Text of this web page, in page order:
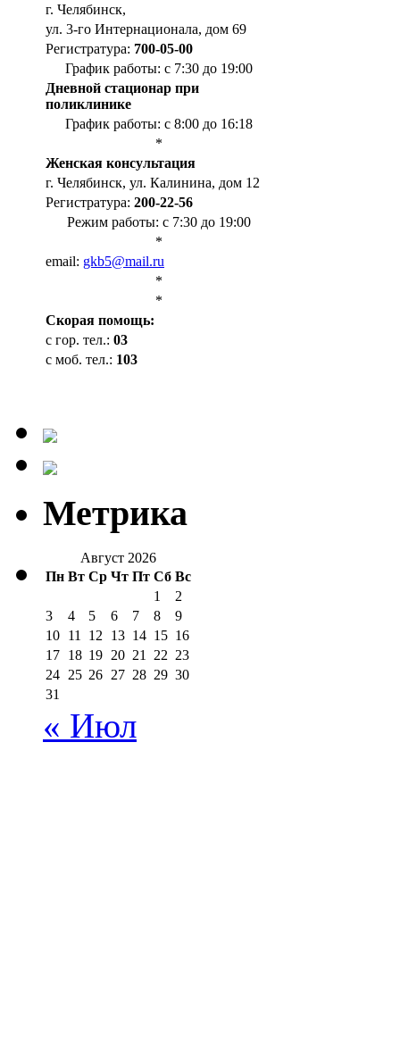
г. Челябинск,
ул. 3-го Интернационала, дом 69
Регистратура: 700-05-00
График работы: с 7:30 до 19:00
Дневной стационар при
поликлинике
График работы: с 8:00 до 16:18
*
Женская консультация
г. Челябинск, ул. Калинина, дом 12
Регистратура: 200-22-56
Режим работы: с 7:30 до 19:00
*
email: gkb5@mail.ru
*
*
Cкорая помощь:
с гор. тел.: 03
с моб. тел.: 103
Метрика
Август 2026
Пн Вт Ср Чт Пт Сб Вс
1
2
3
4 5 6 7 8
9
10 11 12 13 14 15 16
17 18 19 20 21 22 23
24 25 26 27 28 29 30
31
« Июл